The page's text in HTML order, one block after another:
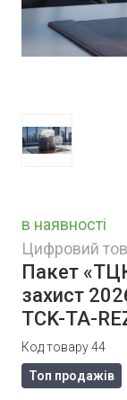
в наявності
Цифровий
Пакет
захист
TCK-TA-
Код товару 44
Топ продажів